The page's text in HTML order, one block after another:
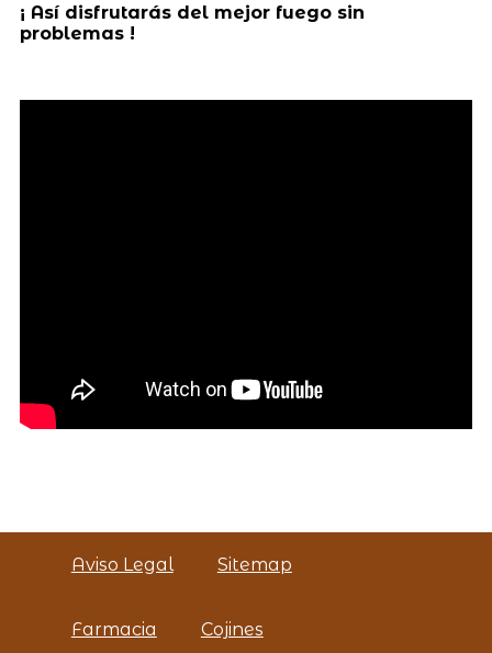
¡ Así disfrutarás del mejor fuego sin
problemas !
Aviso Legal Sitemap
Farmacia Cojines